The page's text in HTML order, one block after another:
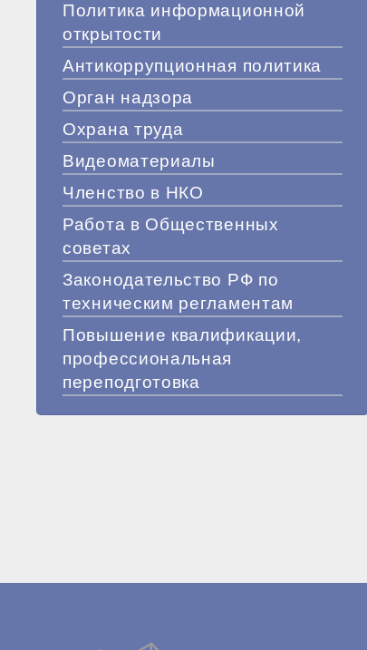
Политика информационной
открытости
Антикоррупционная политика
Орган надзора
Охрана труда
Видеоматериалы
Членство в НКО
Работа в Общественных
советах
Законодательство РФ по
техническим регламентам
Повышение квалификации,
профессиональная
переподготовка